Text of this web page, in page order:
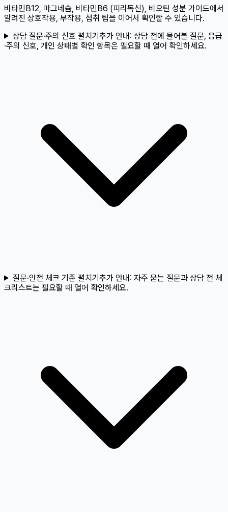
비타민B12, 마그네슘, 비타민B6 (피리독신), 비오틴 성분 가이드에서
알려진 상호작용, 부작용, 섭취 팁을 이어서 확인할 수 있습니다.
상담 질문·주의 신호 펼치기추가 안내: 상담 전에 물어볼 질문, 응급
·주의 신호, 개인 상태별 확인 항목은 필요할 때 열어 확인하세요.
질문·안전 체크 기준 펼치기추가 안내: 자주 묻는 질문과 상담 전 체
크리스트는 필요할 때 열어 확인하세요.